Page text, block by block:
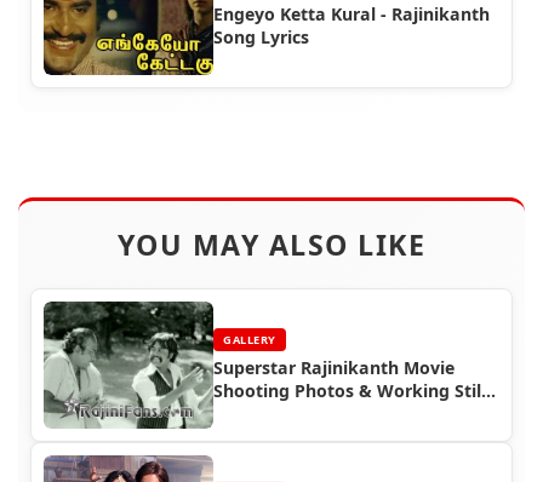
Engeyo Ketta Kural - Rajinikanth
Song Lyrics
YOU MAY ALSO LIKE
GALLERY
Superstar Rajinikanth Movie
Shooting Photos & Working Stills